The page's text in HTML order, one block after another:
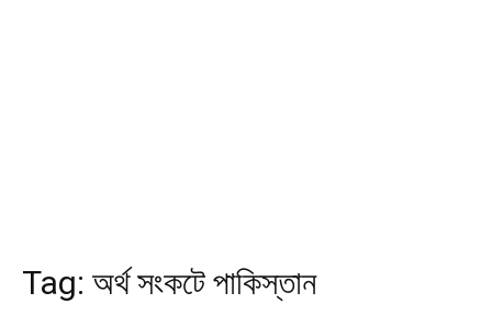
Tag: অর্থ সংকটে পাকিস্তান